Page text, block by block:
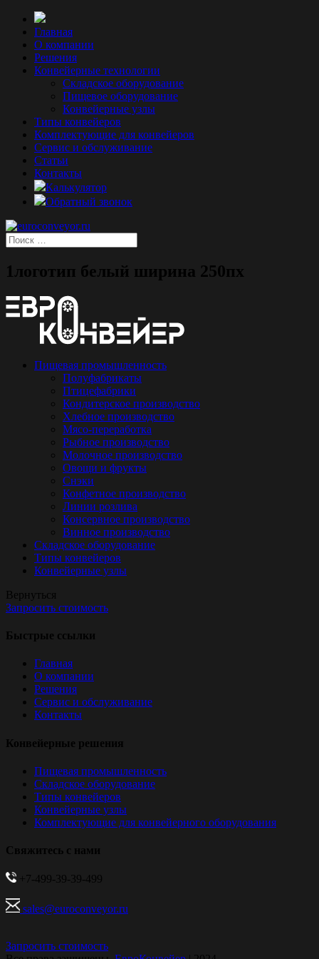
Главная
О компании
Решения
Конвейерные технологии
Складское оборудование
Пищевое оборудование
Конвейерные узлы
Типы конвейеров
Комплектующие для конвейеров
Сервис и обслуживание
Статьи
Контакты
Калькулятор
Обратный звонок
1логотип белый ширина 250пх
Пищевая промышленность
Полуфабрикаты
Птицефабрики
Кондитерское производство
Хлебное производство
Мясо-переработка
Рыбное производство
Молочное производство
Овощи и фрукты
Снэки
Конфетное производство
Линии розлива
Консервное производство
Винное производство
Складское оборудование
Типы конвейеров
Конвейерные узлы
Вернуться
Запросить стоимость
Быстрые ссылки
Главная
О компании
Решения
Сервис и обслуживание
Контакты
Конвейерные решения
Пищевая промышленность
Складское оборудование
Типы конвейеров
Конвейерные узлы
Комплектующие для конвейерного оборудования
Свяжитесь с нами
+7-499-39-39-499
sales@euroconveyor.ru
Запросить стоимость